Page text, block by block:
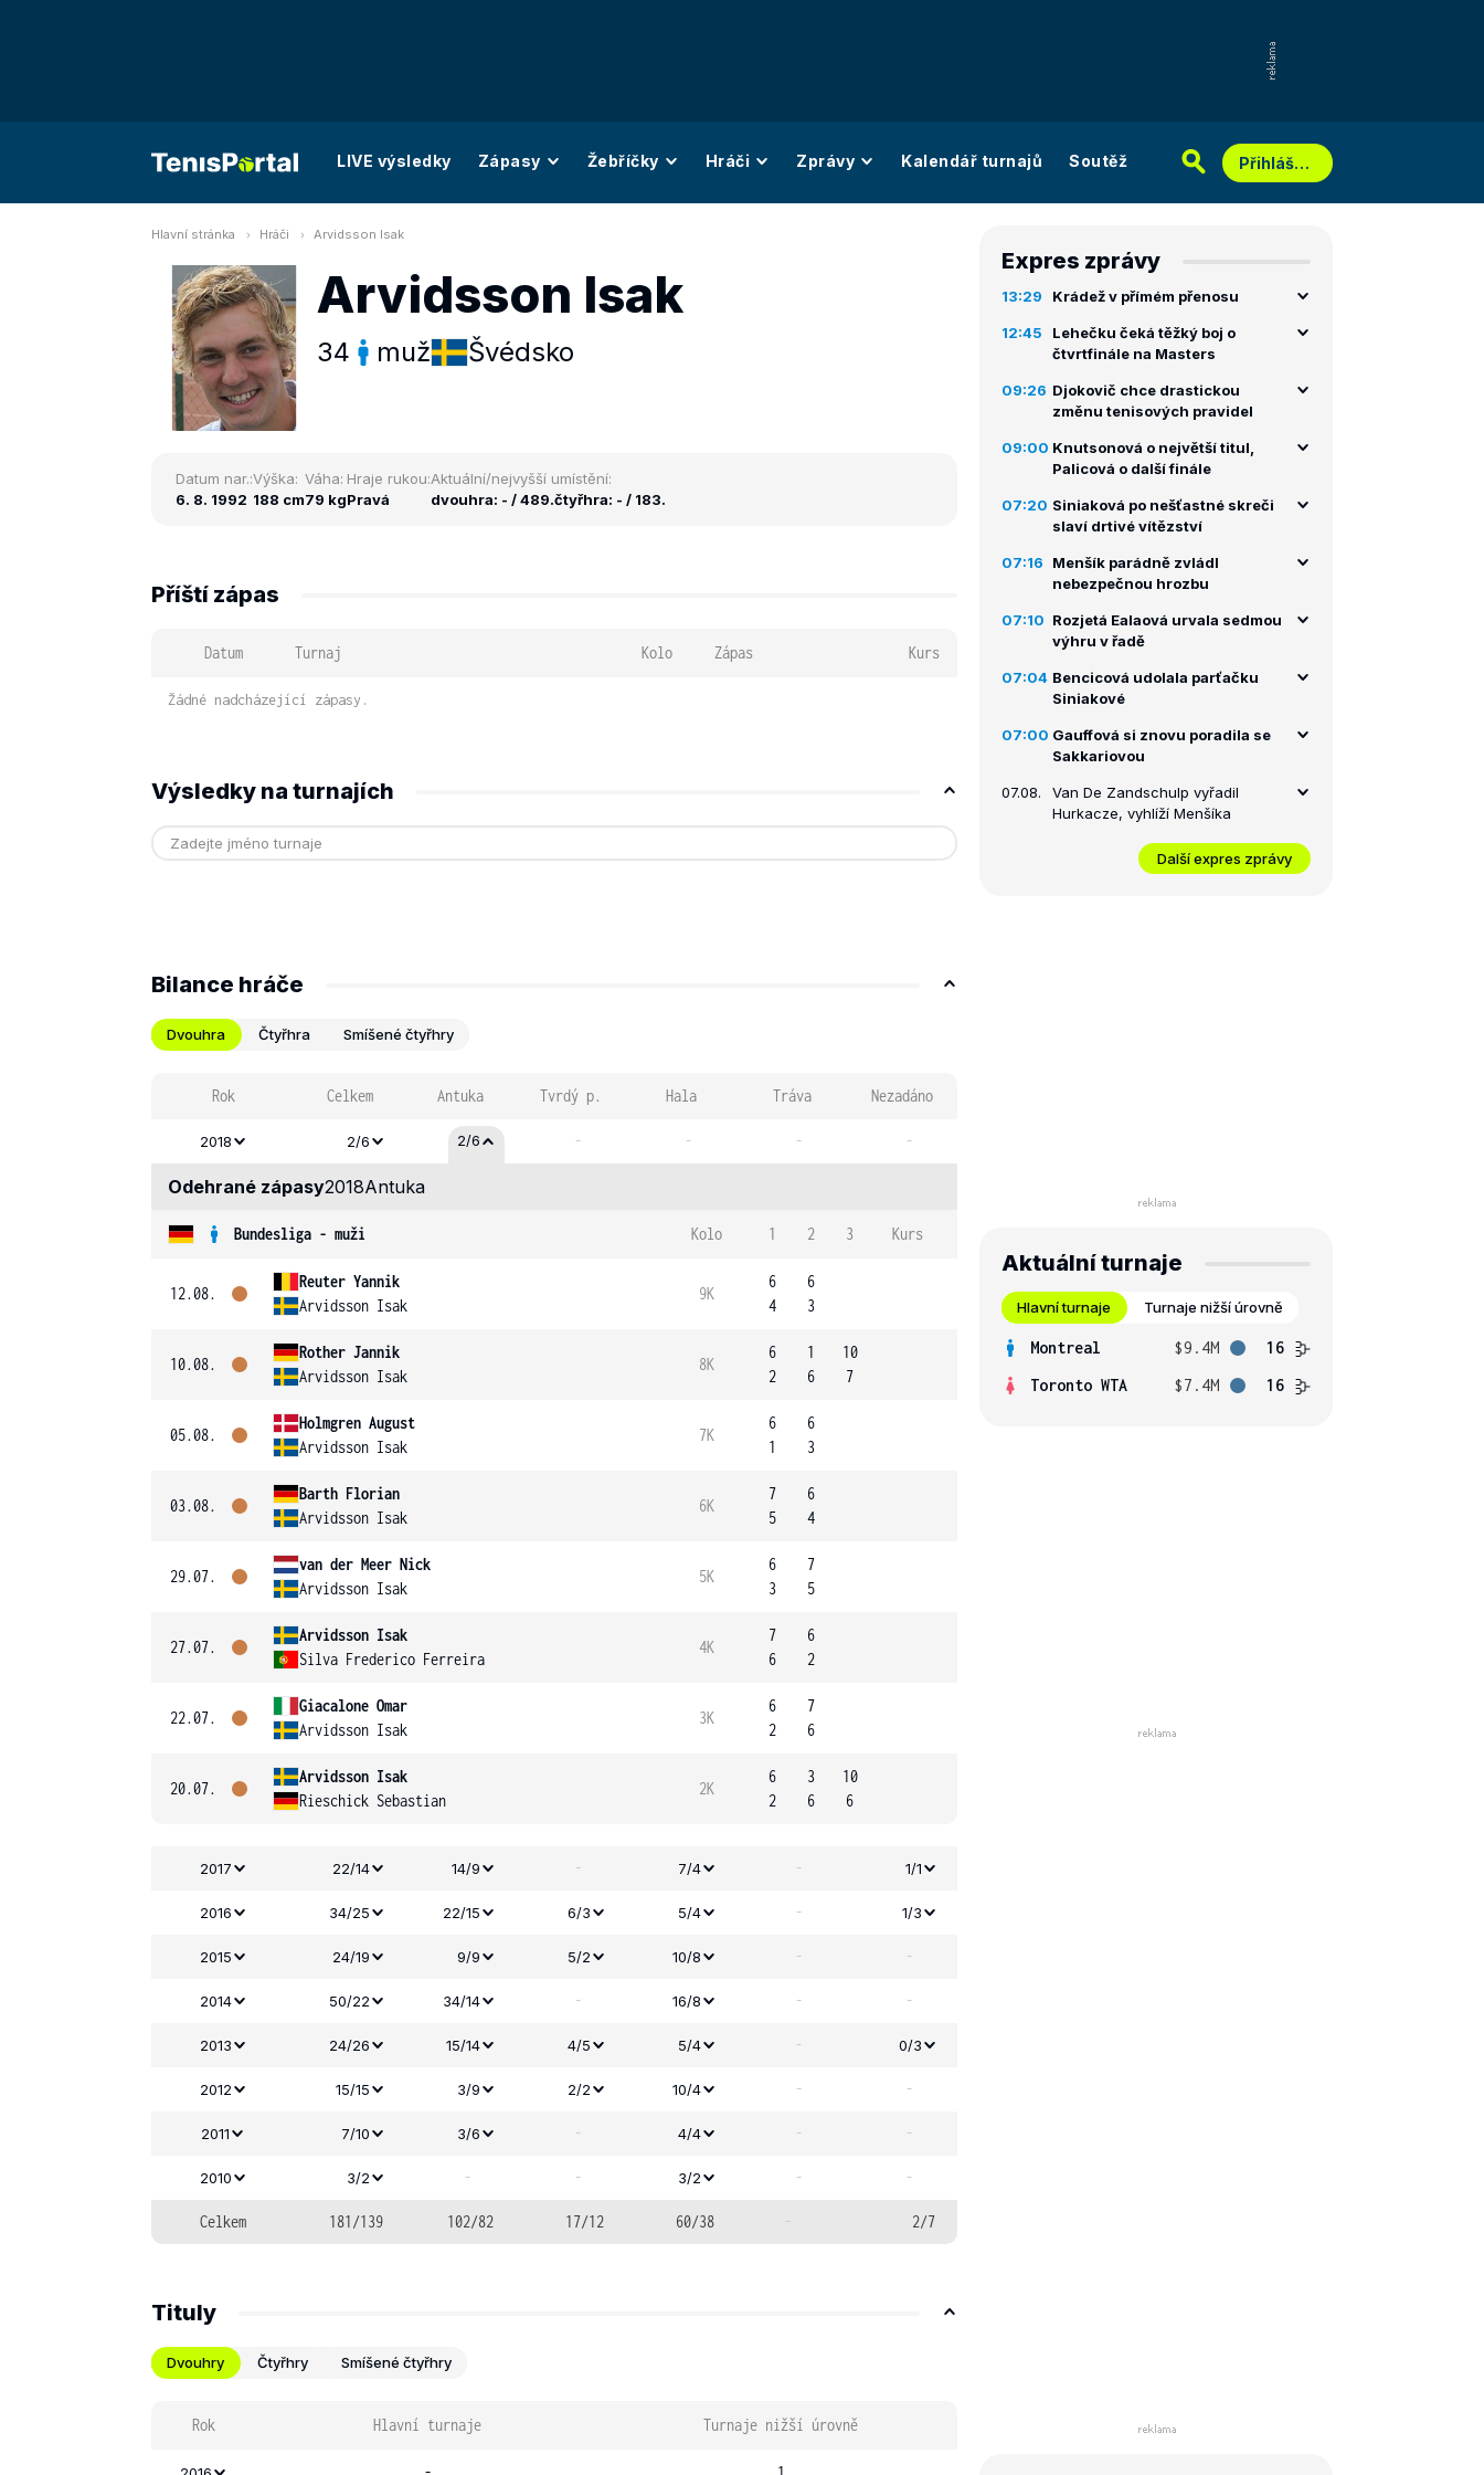
LIVE výsledky Zápasy Žebříčky Hráči Zprávy Kalendář turnajů Soutěž Přihlášení
Hlavní stránka Hráči Arvidsson Isak
Arvidsson Isak
34 muž Švédsko
Datum nar.:
6. 8. 1992
Výška:
188 cm
Váha:
79 kg
Hraje rukou:
Pravá
Aktuální/nejvyšší umístění:
dvouhra: - / 489.čtyřhra: - / 183.
Příští zápas
Datum Turnaj Kolo Zápas Kurs
Žádné nadcházející zápasy.
Výsledky na turnajích
Bilance hráče
Dvouhra Čtyřhra Smíšené čtyřhry
Rok Celkem Antuka Tvrdý p. Hala Tráva Nezadáno
2018 2/6 2/6 - - - -
Odehrané zápasy2018Antuka
Bundesliga - muži Kolo 1 2 3 Kurs
12.08.
Reuter Yannik
Arvidsson Isak
9K
6
4
6
3
10.08.
Rother Jannik
Arvidsson Isak
8K
6
2
1
6
10
7
05.08.
Holmgren August
Arvidsson Isak
7K
6
1
6
3
03.08.
Barth Florian
Arvidsson Isak
6K
7
5
6
4
29.07.
van der Meer Nick
Arvidsson Isak
5K
6
3
7
5
27.07.
Arvidsson Isak
Silva Frederico Ferreira
4K
7
6
6
2
22.07.
Giacalone Omar
Arvidsson Isak
3K
6
2
7
6
20.07.
Arvidsson Isak
Rieschick Sebastian
2K
6
2
3
6
10
6
2017 22/14 14/9 - 7/4 - 1/1
2016 34/25 22/15 6/3 5/4 - 1/3
2015 24/19 9/9 5/2 10/8 - -
2014 50/22 34/14 - 16/8 - -
2013 24/26 15/14 4/5 5/4 - 0/3
2012 15/15 3/9 2/2 10/4 - -
2011 7/10 3/6 - 4/4 - -
2010 3/2 - - 3/2 - -
Celkem 181/139 102/82 17/12 60/38 - 2/7
Tituly
Dvouhry Čtyřhry Smíšené čtyřhry
Rok Hlavní turnaje Turnaje nižší úrovně
Expres zprávy
13:29 Krádež v přímém přenosu
12:45
Lehečku čeká těžký boj o
čtvrtfinále na Masters
09:26 Djokovič chce drastickou
změnu tenisových pravidel
09:00 Knutsonová o největší titul,
Palicová o další finále
07:20 Siniaková po nešťastné skreči
slaví drtivé vítězství
07:16
Menšík parádně zvládl
nebezpečnou hrozbu
07:10 Rozjetá Ealaová urvala sedmou
výhru v řadě
07:04 Bencicová udolala parťačku
Siniakové
07:00 Gauffová si znovu poradila se
Sakkariovou
07.08.
Van De Zandschulp vyřadil
Hurkacze, vyhlíží Menšíka
Další expres zprávy
Aktuální turnaje
Hlavní turnaje Turnaje nižší úrovně
Montreal $9.4M
16
Toronto WTA
$7.4M 16